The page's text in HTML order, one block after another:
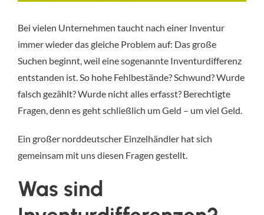
Bei vielen Unternehmen taucht nach einer Inventur
immer wieder das gleiche Problem auf: Das große
Suchen beginnt, weil eine sogenannte Inventurdifferenz
entstanden ist. So hohe Fehlbestände? Schwund? Wurde
falsch gezählt? Wurde nicht alles erfasst? Berechtigte
Fragen, denn es geht schließlich um Geld – um viel Geld.
Ein großer norddeutscher Einzelhändler hat sich
gemeinsam mit uns diesen Fragen gestellt.
Was sind